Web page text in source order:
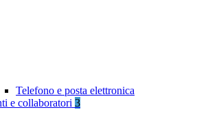
Telefono e posta elettronica
e collaboratori 3